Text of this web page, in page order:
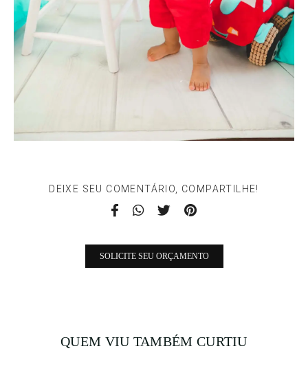
DEIXE SEU COMENTÁRIO, COMPARTILHE!
SOLICITE SEU ORÇAMENTO
QUEM VIU TAMBÉM CURTIU